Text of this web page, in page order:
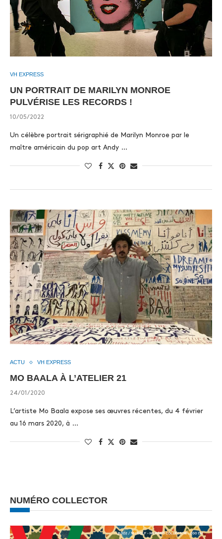
VH EXPRESS
UN PORTRAIT DE MARILYN MONROE
PULVÉRISE LES RECORDS !
10/05/2022
Un célèbre portrait sérigraphié de Marilyn Monroe par le
maître américain du pop art Andy …
ACTU VH EXPRESS
MO BAALA À L’ATELIER 21
24/01/2020
L’artiste Mo Baala expose ses œuvres récentes, du 4 février
au 16 mars 2020, à …
NUMÉRO COLLECTOR